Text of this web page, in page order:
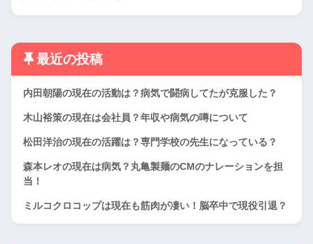
最近の投稿
内田朝陽の現在の活動は？病気で闘病してたが克服した？
木山裕策の現在は会社員？年収や病気の噂について
松田洋治の現在の活躍は？専門学校の先生になっている？
森本レオの現在は病気？丸亀製麺のCMのナレーションを担
当！
ミルコクロコップは現在も筋肉が凄い！脳卒中で現役引退？